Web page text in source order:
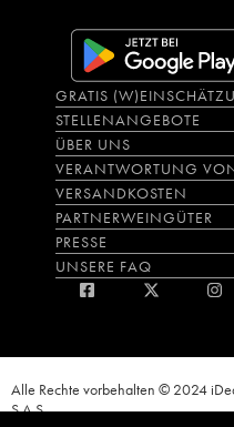
GRATIS
STELLENANGEBOTE
ÜBER UNS
VERANTWORTUNG
VERSANDKOSTEN
PARTNERWEINGÜTER
PRESSE
UNSERE FAQ
Alle Rechte vorbehalten © 2024
S.A.S.